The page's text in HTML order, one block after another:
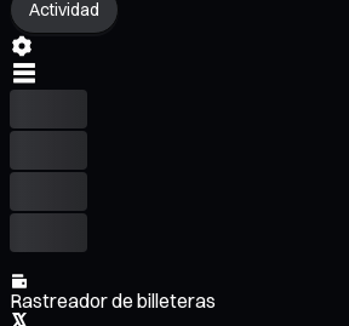
Actividad
Rastreador de billeteras